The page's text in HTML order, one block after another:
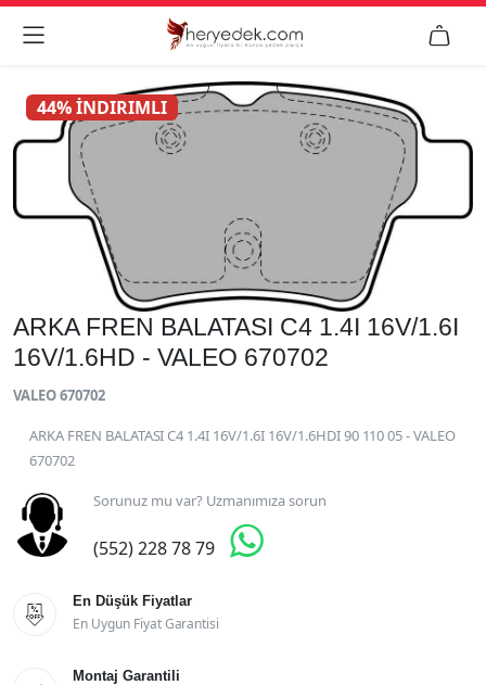
 
44% İNDIRIMLI
ARKA FREN BALATASI C4 1.4I 16V/1.6I
16V/1.6HD - VALEO 670702
VALEO 670702
ARKA FREN BALATASI C4 1.4I 16V/1.6I 16V/1.6HDI 90 110 05 - VALEO
670702
Sorunuz mu var? Uzmanımıza sorun
(552) 228 78 79 

En Düşük Fiyatlar
En Uygun Fiyat Garantisi
Montaj Garantili